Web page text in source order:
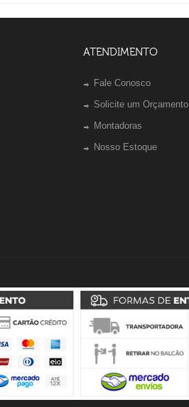
ATENDIMENTO
Fale Conosco
Solicite um Orçamento
Montadoras
Nosso Estoque